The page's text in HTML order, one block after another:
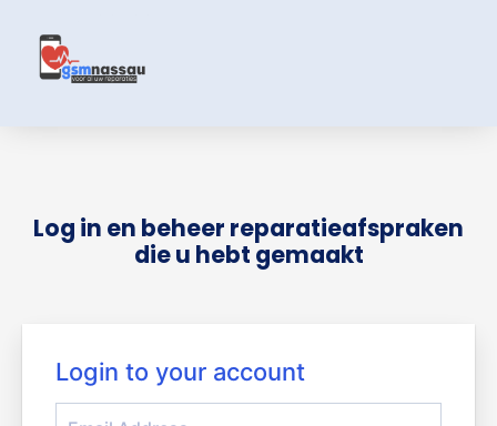
content
Log in en beheer reparatieafspraken
die u hebt gemaakt
Login to your account